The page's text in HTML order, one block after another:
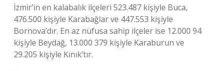
İzmir’in en kalabalık ilçeleri 523.487 kişiyle Buca,
476.500 kişiyle Karabağlar ve 447.553 kişiyle
Bornova’dır. En az nüfusa sahip ilçeler ise 12.000 94
kişiyle Beydağ, 13.000 379 kişiyle Karaburun ve
29.205 kişiyle Kınık’tır.